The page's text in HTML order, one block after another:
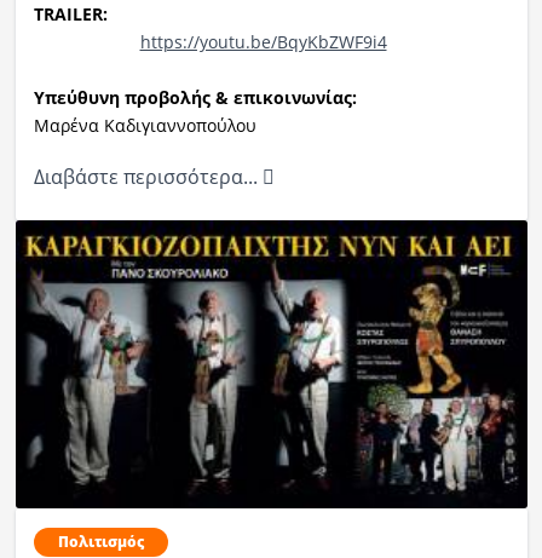
TRAILER:
https://youtu.be/BqyKbZWF9i4
Υπεύθυνη προβολής & επικοινωνίας:
Μαρένα Καδιγιαννοπούλου
Διαβάστε περισσότερα...
Πολιτισμός